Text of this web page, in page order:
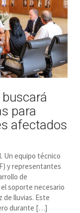
para
afectados
Un equipo técnico
y representantes
de
soporte necesario
de lluvias. Este
durante […]